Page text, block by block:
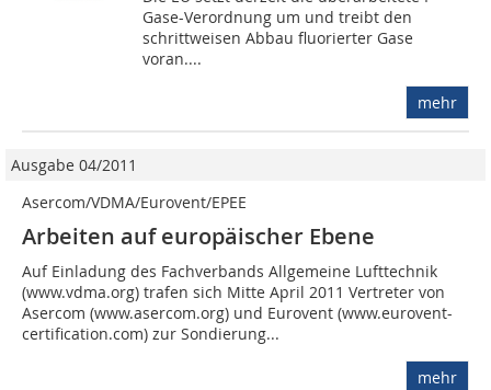
Gase-Verordnung um und treibt den
schrittweisen Abbau fluorierter Gase
voran....
mehr
Ausgabe 04/2011
Asercom/VDMA/Eurovent/EPEE
Arbeiten auf europäischer Ebene
Auf Einladung des Fachverbands Allgemeine Lufttechnik
(www.vdma.org) trafen sich Mitte April 2011 Vertreter von
Asercom (www.asercom.org) und Eurovent (www.eurovent-
certification.com) zur Sondierung...
mehr